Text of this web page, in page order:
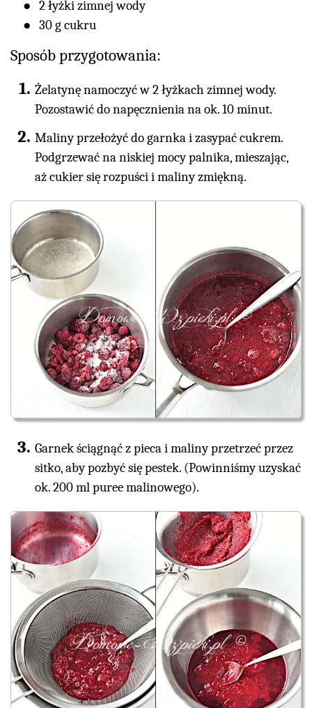
2 łyżki zimnej wody
30 g cukru
Sposób przygotowania:
Żelatynę namoczyć w 2 łyżkach zimnej wody.
Pozostawić do napęcznienia na ok. 10 minut.
Maliny przełożyć do garnka i zasypać cukrem.
Podgrzewać na niskiej mocy palnika, mieszając,
aż cukier się rozpuści i maliny zmiękną.
Garnek ściągnąć z pieca i maliny przetrzeć przez
sitko, aby pozbyć się pestek. (Powinniśmy uzyskać
ok. 200 ml puree malinowego).